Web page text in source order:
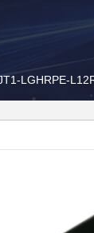
LGHRPE-